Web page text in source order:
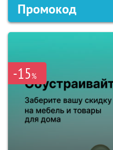
Промокод
-15%